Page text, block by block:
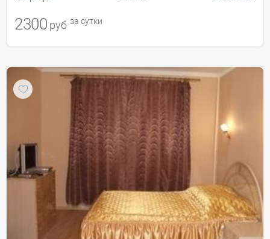
2300 руб за сутки